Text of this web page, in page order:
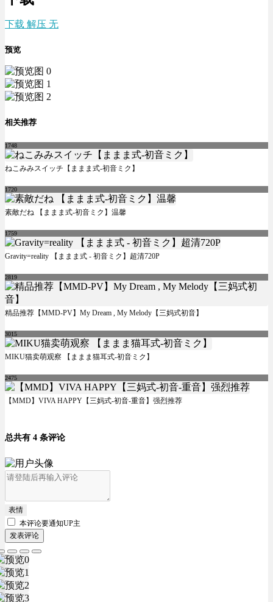
下载 解压 无
预览
相关推荐
1748
ねこみみスイッチ【ままま式-初音ミク】
1720
素敵だね 【ままま式-初音ミク】温馨
1759
Gravity=reality 【ままま式 - 初音ミク】超清720P
2819
精品推荐【MMD-PV】My Dream , My Melody【三妈式初音】
3015
MIKU猫卖萌观察 【ままま猫耳式-初音ミク】
2475
【MMD】VIVA HAPPY【三妈式-初音-重音】强烈推荐
总共有 4 条评论
表情
本评论要通知UP主
发表评论